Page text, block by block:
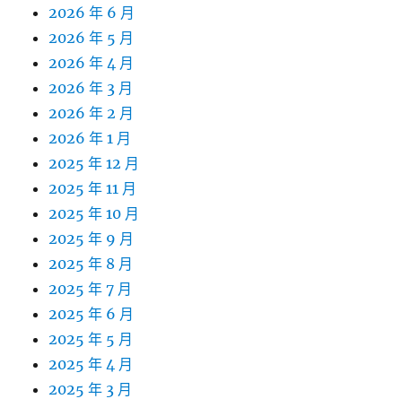
2026 年 6 月
2026 年 5 月
2026 年 4 月
2026 年 3 月
2026 年 2 月
2026 年 1 月
2025 年 12 月
2025 年 11 月
2025 年 10 月
2025 年 9 月
2025 年 8 月
2025 年 7 月
2025 年 6 月
2025 年 5 月
2025 年 4 月
2025 年 3 月